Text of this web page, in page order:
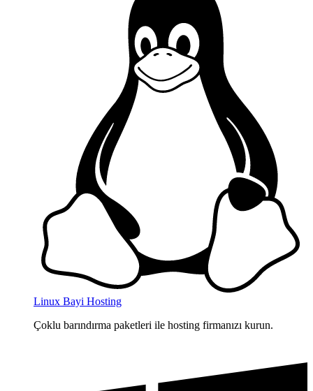
Linux Bayi Hosting
Çoklu barındırma paketleri ile hosting firmanızı kurun.